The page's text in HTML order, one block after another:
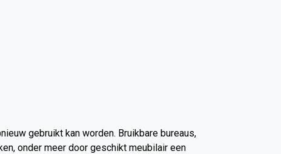
gebruikt kan worden. Bruikbare bureaus,
onder meer door geschikt meubilair een